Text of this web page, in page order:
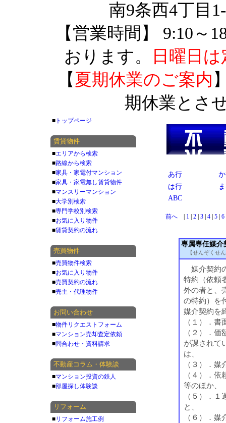
南9条西4丁目
【営業時間】 9:10～
おります。
日曜日
【 夏期休業のご案内
期休業とさ
あ行
は行
ABC
前へ 1 2 3 4 5 6
専属専任媒介
【せんぞくせ
媒介契約
特約（依頼
外の者と、
の特約）を
媒介契約を
（１）．書
（２）．
が課されて
は、
（３）．
（４）．
等のほか、
（５）．
と、
（６）．
■ トップページ
賃貸物件
■エリアから検索
■路線から検索
■家具・家電付マンション
■家具・家電無し賃貸物件
■マンスリーマンション
■大学別検索
■専門学校別検索
■お気に入り物件
■賃貸契約の流れ
売買物件
■売買物件検索
■お気に入り物件
■売買契約の流れ
■売主・代理物件
お問い合わせ
■物件リクエストフォーム
■マンション売却査定依頼
■問合わせ・資料請求
不動産コラム・体験談
■マンション投資の鉄人
■部屋探し体験談
リフォーム
■リフォーム施工例